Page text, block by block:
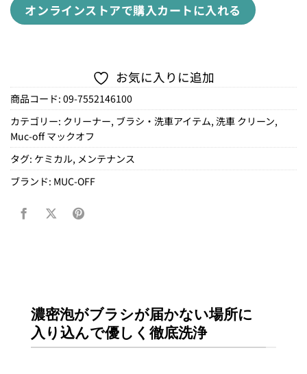
オンラインストアで購入カートに入れる
お気に入りに追加
商品コード: 09-7552146100
カテゴリー: クリーナー, ブラシ・洗車アイテム, 洗車 クリーン,
Muc-off マックオフ
タグ: ケミカル, メンテナンス
ブランド: MUC-OFF
濃密泡がブラシが届かない場所に
入り込んで優しく徹底洗浄